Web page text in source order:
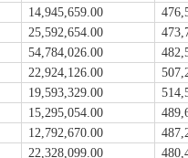
14,945,659.00
25,592,654.00
54,784,026.00
22,924,126.00
19,593,329.00
15,295,054.00
12,792,670.00
22,328,099.00